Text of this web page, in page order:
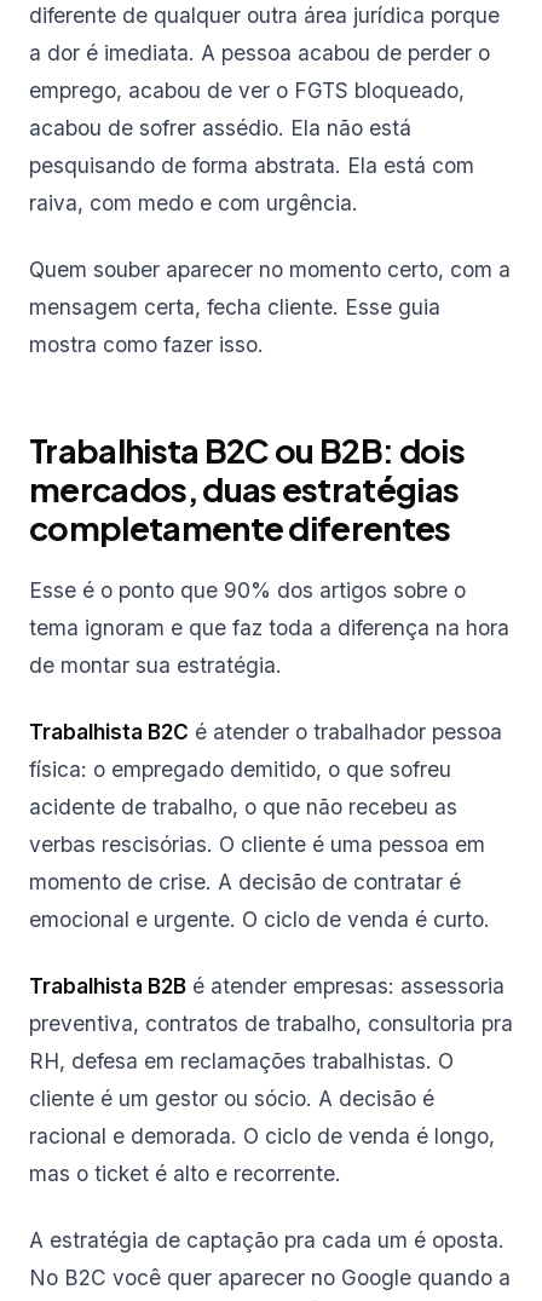
diferente de qualquer outra área jurídica porque
a dor é imediata. A pessoa acabou de perder o
emprego, acabou de ver o FGTS bloqueado,
acabou de sofrer assédio. Ela não está
pesquisando de forma abstrata. Ela está com
raiva, com medo e com urgência.
Quem souber aparecer no momento certo, com a
mensagem certa, fecha cliente. Esse guia
mostra como fazer isso.
Trabalhista B2C ou B2B: dois
mercados, duas estratégias
completamente diferentes
Esse é o ponto que 90% dos artigos sobre o
tema ignoram e que faz toda a diferença na hora
de montar sua estratégia.
Trabalhista B2C é atender o trabalhador pessoa
física: o empregado demitido, o que sofreu
acidente de trabalho, o que não recebeu as
verbas rescisórias. O cliente é uma pessoa em
momento de crise. A decisão de contratar é
emocional e urgente. O ciclo de venda é curto.
Trabalhista B2B é atender empresas: assessoria
preventiva, contratos de trabalho, consultoria pra
RH, defesa em reclamações trabalhistas. O
cliente é um gestor ou sócio. A decisão é
racional e demorada. O ciclo de venda é longo,
mas o ticket é alto e recorrente.
A estratégia de captação pra cada um é oposta.
No B2C você quer aparecer no Google quando a